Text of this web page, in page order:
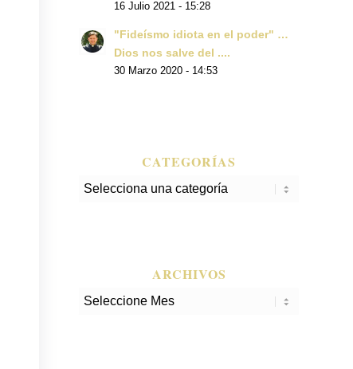
16 Julio 2021 - 15:28
"Fideísmo idiota en el poder" …
Dios nos salve del ....
30 Marzo 2020 - 14:53
CATEGORÍAS
Categorías
ARCHIVOS